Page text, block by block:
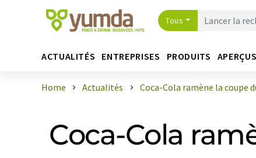
Tous
ACTUALITÉS ENTREPRISES PRODUITS
Home Actualités Coca-Cola ramène la coupe
Coca-Cola